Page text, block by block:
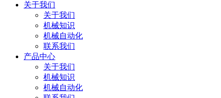
关于我们
关于我们
机械知识
机械自动化
联系我们
产品中心
关于我们
机械知识
机械自动化